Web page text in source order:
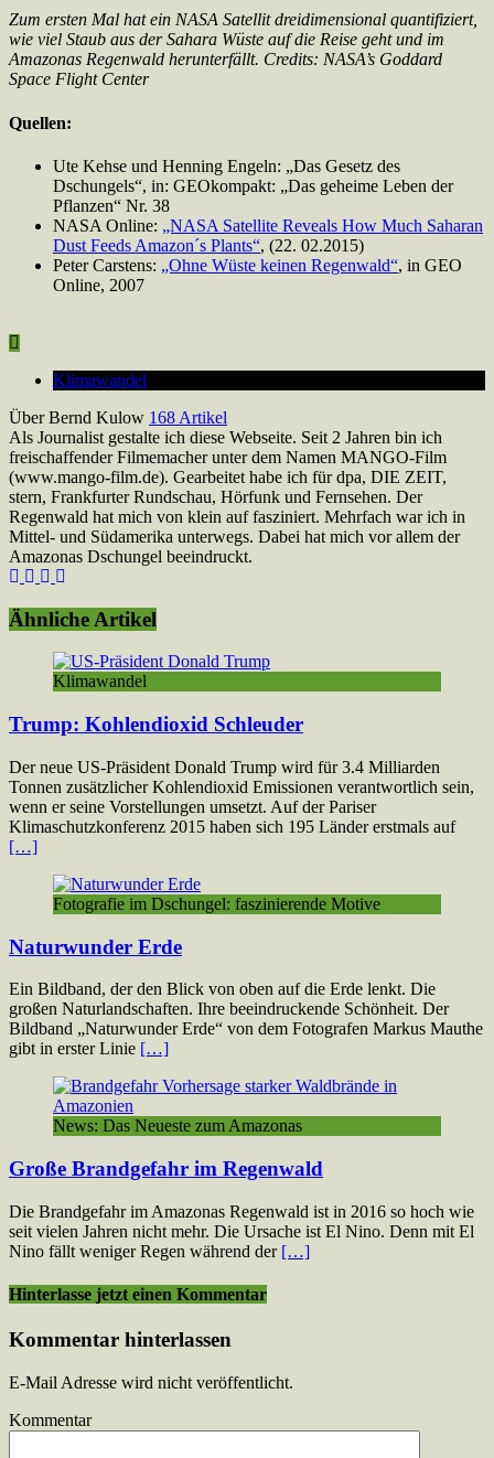
Zum ersten Mal hat ein NASA Satellit dreidimensional quantifiziert,
wie viel Staub aus der Sahara Wüste auf die Reise geht und im
Amazonas Regenwald herunterfällt. Credits: NASA’s Goddard
Space Flight Center
Quellen:
Ute Kehse und Henning Engeln: „Das Gesetz des
Dschungels“, in: GEOkompakt: „Das geheime Leben der
Pflanzen“ Nr. 38
NASA Online: „NASA Satellite Reveals How Much Saharan
Dust Feeds Amazon´s Plants“, (22. 02.2015)
Peter Carstens: „Ohne Wüste keinen Regenwald“, in GEO
Online, 2007
Klimawandel
Über Bernd Kulow 168 Artikel
Als Journalist gestalte ich diese Webseite. Seit 2 Jahren bin ich
freischaffender Filmemacher unter dem Namen MANGO-Film
(www.mango-film.de). Gearbeitet habe ich für dpa, DIE ZEIT,
stern, Frankfurter Rundschau, Hörfunk und Fernsehen. Der
Regenwald hat mich von klein auf fasziniert. Mehrfach war ich in
Mittel- und Südamerika unterwegs. Dabei hat mich vor allem der
Amazonas Dschungel beeindruckt.
Webseite
Instagram
YouTube
Ähnliche Artikel
Klimawandel
Trump: Kohlendioxid Schleuder
Der neue US-Präsident Donald Trump wird für 3.4 Milliarden
Tonnen zusätzlicher Kohlendioxid Emissionen verantwortlich sein,
wenn er seine Vorstellungen umsetzt. Auf der Pariser
Klimaschutzkonferenz 2015 haben sich 195 Länder erstmals auf
[…]
Fotografie im Dschungel: faszinierende Motive
Naturwunder Erde
Ein Bildband, der den Blick von oben auf die Erde lenkt. Die
großen Naturlandschaften. Ihre beeindruckende Schönheit. Der
Bildband „Naturwunder Erde“ von dem Fotografen Markus Mauthe
gibt in erster Linie […]
News: Das Neueste zum Amazonas
Große Brandgefahr im Regenwald
Die Brandgefahr im Amazonas Regenwald ist in 2016 so hoch wie
seit vielen Jahren nicht mehr. Die Ursache ist El Nino. Denn mit El
Nino fällt weniger Regen während der […]
Hinterlasse jetzt einen Kommentar
Kommentar hinterlassen
E-Mail Adresse wird nicht veröffentlicht.
Kommentar